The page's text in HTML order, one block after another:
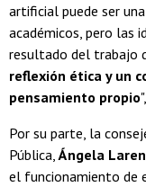
artificial puede ser
académicos, pero las
resultado del trabajo
reflexión ética y un
pensamiento propio
Por su parte, la
Pública, Ángela
el funcionamiento de